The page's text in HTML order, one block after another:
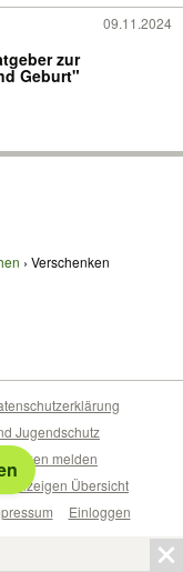
09.11.2024
zur
Geburt"
Verschenken
Jugendschutz
melden
Anzeigen Übersicht
Einloggen